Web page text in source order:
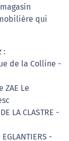
qui
:
de la Colline -
ZAE Le
LA CLASTRE -
-